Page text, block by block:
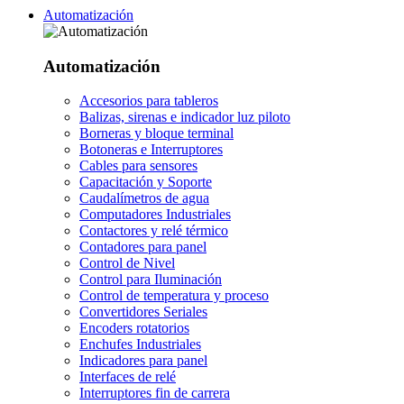
Automatización
Automatización
Accesorios para tableros
Balizas, sirenas e indicador luz piloto
Borneras y bloque terminal
Botoneras e Interruptores
Cables para sensores
Capacitación y Soporte
Caudalímetros de agua
Computadores Industriales
Contactores y relé térmico
Contadores para panel
Control de Nivel
Control para Iluminación
Control de temperatura y proceso
Convertidores Seriales
Encoders rotatorios
Enchufes Industriales
Indicadores para panel
Interfaces de relé
Interruptores fin de carrera